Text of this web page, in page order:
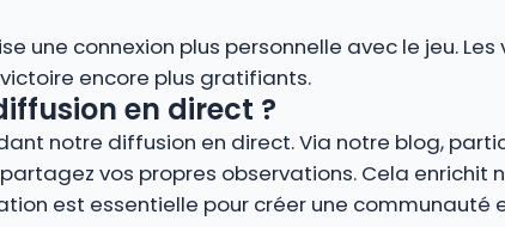
une connexion plus personnelle avec le jeu.
encore plus gratifiants.
en direct ?
notre diffusion en direct. Via notre blog,
vos propres observations. Cela enrichit
est essentielle pour créer une